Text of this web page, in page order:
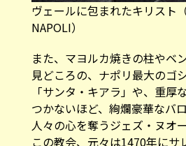
ヴェールに包まれたキリスト
NAPOLI）
また、マヨルカ焼きの柱やベ
見どころの、ナポリ最大のゴ
「サンタ・キアラ」や、重厚
つかないほど、絢爛豪華なバ
人々の心を奪うジェズ・ヌオ
この教会、元々は1470年にサ